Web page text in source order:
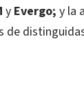
y Evergo; y la
de